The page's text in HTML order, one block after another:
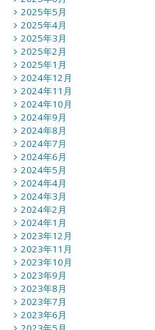
2025年5月
2025年4月
2025年3月
2025年2月
2025年1月
2024年12月
2024年11月
2024年10月
2024年9月
2024年8月
2024年7月
2024年6月
2024年5月
2024年4月
2024年3月
2024年2月
2024年1月
2023年12月
2023年11月
2023年10月
2023年9月
2023年8月
2023年7月
2023年6月